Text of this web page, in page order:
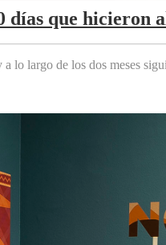
días que hicieron
lo largo de los dos meses